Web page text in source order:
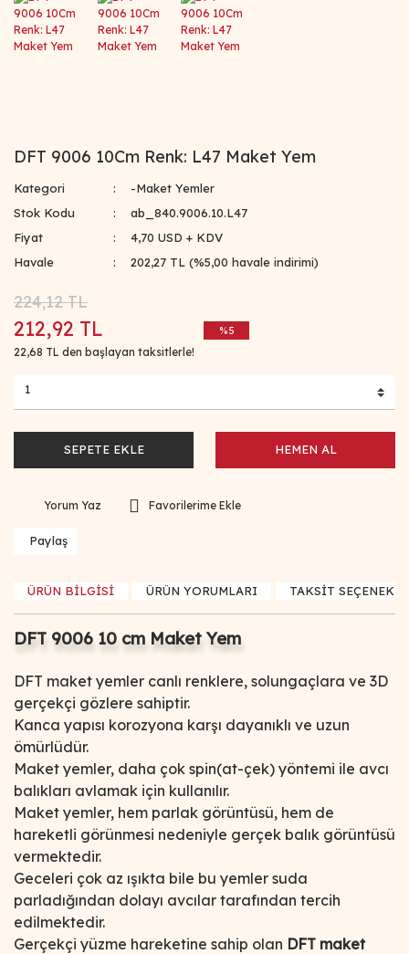
DFT 9006 10Cm Renk: L47 Maket Yem
Kategori
-Maket Yemler
Stok Kodu
ab_840.9006.10.L47
Fiyat
4,70 USD + KDV
Havale
202,27 TL (%5,00 havale indirimi)
224,12 TL
212,92 TL
22,68 TL den başlayan taksitlerle!
%5
SEPETE EKLE HEMEN AL
Yorum Yaz
Paylaş
ÜRÜN BİLGİSİ ÜRÜN YORUMLARI TAKSİT
DFT 9006 10 cm Maket Yem
DFT maket yemler canlı renklere, solungaçlara ve 3D
gerçekçi gözlere sahiptir.
Kanca yapısı korozyona karşı dayanıklı ve uzun
ömürlüdür.
Maket yemler, daha çok spin(at-çek) yöntemi ile avcı
balıkları avlamak için kullanılır.
Maket yemler, hem parlak görüntüsü, hem de
hareketli görünmesi nedeniyle gerçek balık görüntüsü
vermektedir.
Geceleri çok az ışıkta bile bu yemler suda
parladığından dolayı avcılar tarafından tercih
edilmektedir.
Gerçekçi yüzme hareketine sahip olan DFT maket